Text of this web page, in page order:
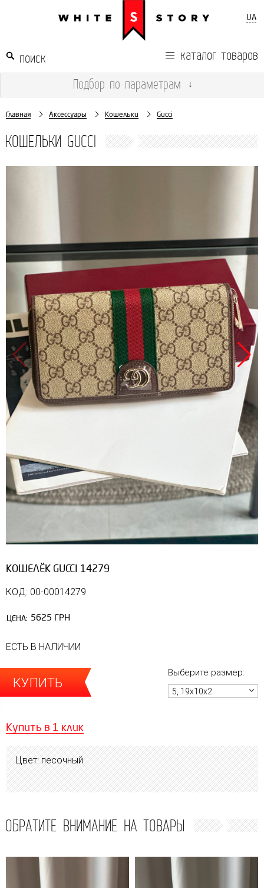
UA
каталог товаров
Подбор по параметрам ↓
Главная Аксессуары Кошельки Gucci
КОШЕЛЬКИ GUCCI
КОШЕЛЁК GUCCI 14279
КОД: 00-00014279
ЦЕНА: 5625 ГРН
ЕСТЬ В НАЛИЧИИ
КУПИТЬ
Выберите размер:
5, 19х10х2
Купить в 1 клик
Цвет: песочный
ОБРАТИТЕ ВНИМАНИЕ НА ТОВАРЫ